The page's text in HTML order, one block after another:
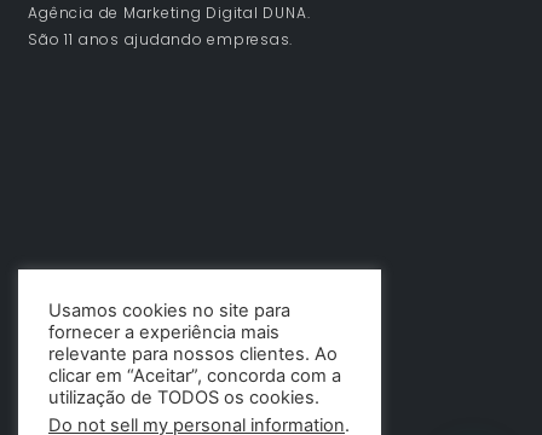
Agência de Marketing Digital DUNA.
São 11 anos ajudando empresas.
Usamos cookies no site para
fornecer a experiência mais
relevante para nossos clientes. Ao
clicar em “Aceitar”, concorda com a
utilização de TODOS os cookies.
Do not sell my personal information.